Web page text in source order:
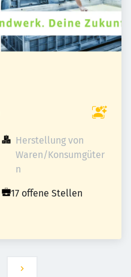
Herstellung von
Waren/Konsumgüter
n
17 offene Stellen